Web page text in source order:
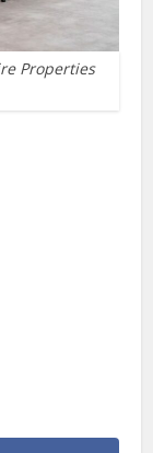
Properties